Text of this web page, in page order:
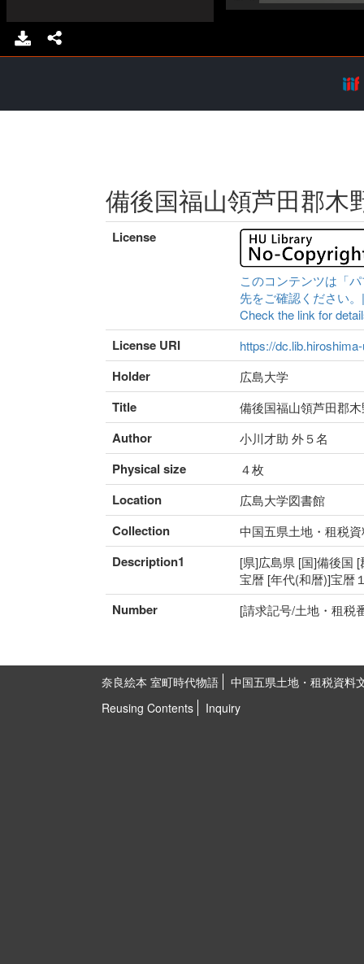
備後国福山領芦田郡木
License
このコンテンツは「
先をご確認ください
Check the link for
License URI https://
Holder 広島大学
Title 備後国福山領芦田郡
Author 小川才助 外５名
Physical size ４枚
Location 広島大学図書館
Collection 中国五県土地・租税
Description1
[県]広島県 [国]備後国
宝暦 [年代(和暦)]宝暦
Number [請求記号/土地・租税
奈良絵本 室町時代物語
中国五県土地・租税資料
Reusing Contents
Inquiry